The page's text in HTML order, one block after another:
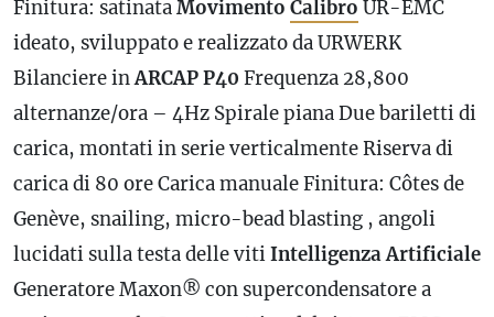
Finitura: satinataMovimento Calibro UR-EMC
ideato, sviluppato e realizzato da URWERK
Bilanciere inARCAPP40 Frequenza 28,800
alternanze/ora – 4Hz Spirale piana Due bariletti di
carica, montati in serie verticalmenteRiserva di
caricadi 80 ore Carica manuale Finitura: Côtes de
Genève, snailing, micro-bead blasting , angoli
lucidati sulla testa delle vitiIntelligenza Artificiale
Generatore Maxon® con supercondensatore a